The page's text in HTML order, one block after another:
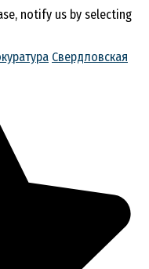
notify us by selecting
Свердловская